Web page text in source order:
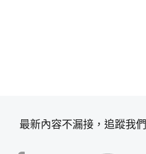
最新內容不漏接，追蹤我們